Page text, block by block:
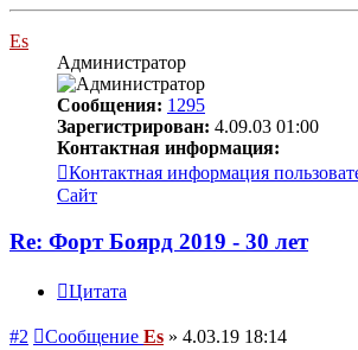
Es
Администратор
Сообщения: 1295
Зарегистрирован: 4.09.03 01:00
Контактная информация:
Контактная информация
Сайт
Re: Форт Боярд 2019 - 30 лет
Цитата
#2 Сообщение Es » 4.03.19 18:14